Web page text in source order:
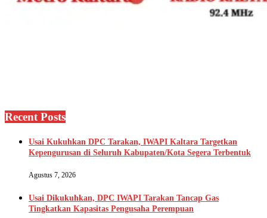
Recent Posts
Usai Kukuhkan DPC Tarakan, IWAPI Kaltara Targetkan
Kepengurusan di Seluruh Kabupaten/Kota Segera Terbentuk
Agustus 7, 2026
Usai Dikukuhkan, DPC IWAPI Tarakan Tancap Gas
Tingkatkan Kapasitas Pengusaha Perempuan